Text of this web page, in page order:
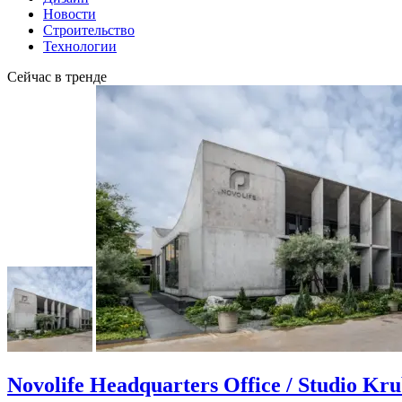
Новости
Строительство
Технологии
Сейчас в тренде
Novolife Headquarters Office / Studio